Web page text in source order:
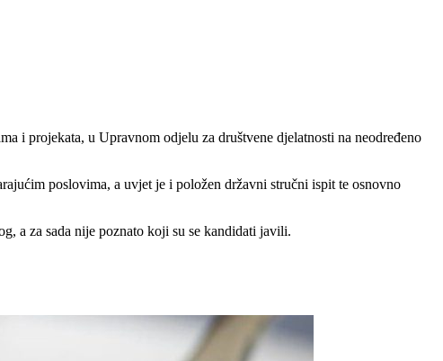
i projekata, u Upravnom odjelu za društvene djelatnosti na neodređeno
poslovima, a uvjet je i položen državni stručni ispit te osnovno
a za sada nije poznato koji su se kandidati javili.